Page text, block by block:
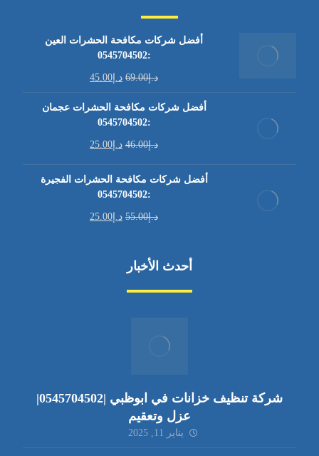
أفضل شركات مكافحة الحشرات العين
:0545704502
د.إ69.00 د.إ 45.00
أفضل شركات مكافحة الحشرات عجمان
:0545704502
د.إ46.00 د.إ 25.00
أفضل شركات مكافحة الحشرات الفجيرة
:0545704502
د.إ55.00 د.إ 25.00
أحدث الأخبار
شركة تنظيف خزانات في ابوظبي |0545704502|
عزل وتعقيم
يناير 11, 2025